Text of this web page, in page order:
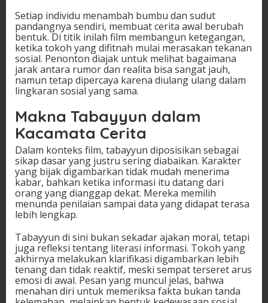
Setiap individu menambah bumbu dan sudut
pandangnya sendiri, membuat cerita awal berubah
bentuk. Di titik inilah film membangun ketegangan,
ketika tokoh yang difitnah mulai merasakan tekanan
sosial. Penonton diajak untuk melihat bagaimana
jarak antara rumor dan realita bisa sangat jauh,
namun tetap dipercaya karena diulang ulang dalam
lingkaran sosial yang sama.
Makna Tabayyun dalam
Kacamata Cerita
Dalam konteks film, tabayyun diposisikan sebagai
sikap dasar yang justru sering diabaikan. Karakter
yang bijak digambarkan tidak mudah menerima
kabar, bahkan ketika informasi itu datang dari
orang yang dianggap dekat. Mereka memilih
menunda penilaian sampai data yang didapat terasa
lebih lengkap.
Tabayyun di sini bukan sekadar ajakan moral, tetapi
juga refleksi tentang literasi informasi. Tokoh yang
akhirnya melakukan klarifikasi digambarkan lebih
tenang dan tidak reaktif, meski sempat terseret arus
emosi di awal. Pesan yang muncul jelas, bahwa
menahan diri untuk memeriksa fakta bukan tanda